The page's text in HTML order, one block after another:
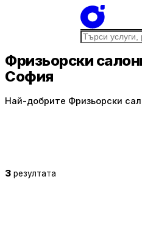
Фризьорски
София
Най-добрите Фризьорски
3 резултата